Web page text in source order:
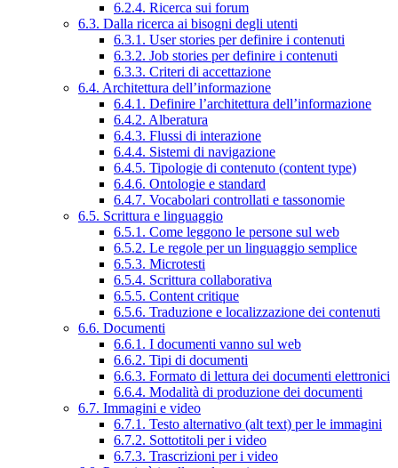
6.2.4. Ricerca sui forum
6.3. Dalla ricerca ai bisogni degli utenti
6.3.1. User stories per definire i contenuti
6.3.2. Job stories per definire i contenuti
6.3.3. Criteri di accettazione
6.4. Architettura dell’informazione
6.4.1. Definire l’architettura dell’informazione
6.4.2. Alberatura
6.4.3. Flussi di interazione
6.4.4. Sistemi di navigazione
6.4.5. Tipologie di contenuto (content type)
6.4.6. Ontologie e standard
6.4.7. Vocabolari controllati e tassonomie
6.5. Scrittura e linguaggio
6.5.1. Come leggono le persone sul web
6.5.2. Le regole per un linguaggio semplice
6.5.3. Microtesti
6.5.4. Scrittura collaborativa
6.5.5. Content critique
6.5.6. Traduzione e localizzazione dei contenuti
6.6. Documenti
6.6.1. I documenti vanno sul web
6.6.2. Tipi di documenti
6.6.3. Formato di lettura dei documenti elettronici
6.6.4. Modalità di produzione dei documenti
6.7. Immagini e video
6.7.1. Testo alternativo (alt text) per le immagini
6.7.2. Sottotitoli per i video
6.7.3. Trascrizioni per i video